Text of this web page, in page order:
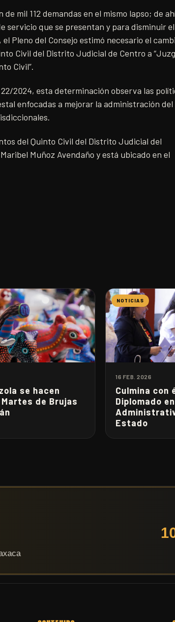
mil 112 demandas en el mismo lapso; de
servicio que se presentan y para disminuir el
Pleno del Consejo estimó necesario el
Civil del Distrito Judicial de Centro a
Civil”.
2024, esta determinación observa las
enfocadas a mejorar la administración del
del Quinto Civil del Distrito Judicial del
Muñoz Avendaño y está ubicado en el
se hacen
de Brujas
NOTICIAS
16 FEB. 2026
Culmina con
Diplomado
Estado